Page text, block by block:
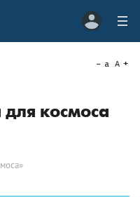
a A
космоса